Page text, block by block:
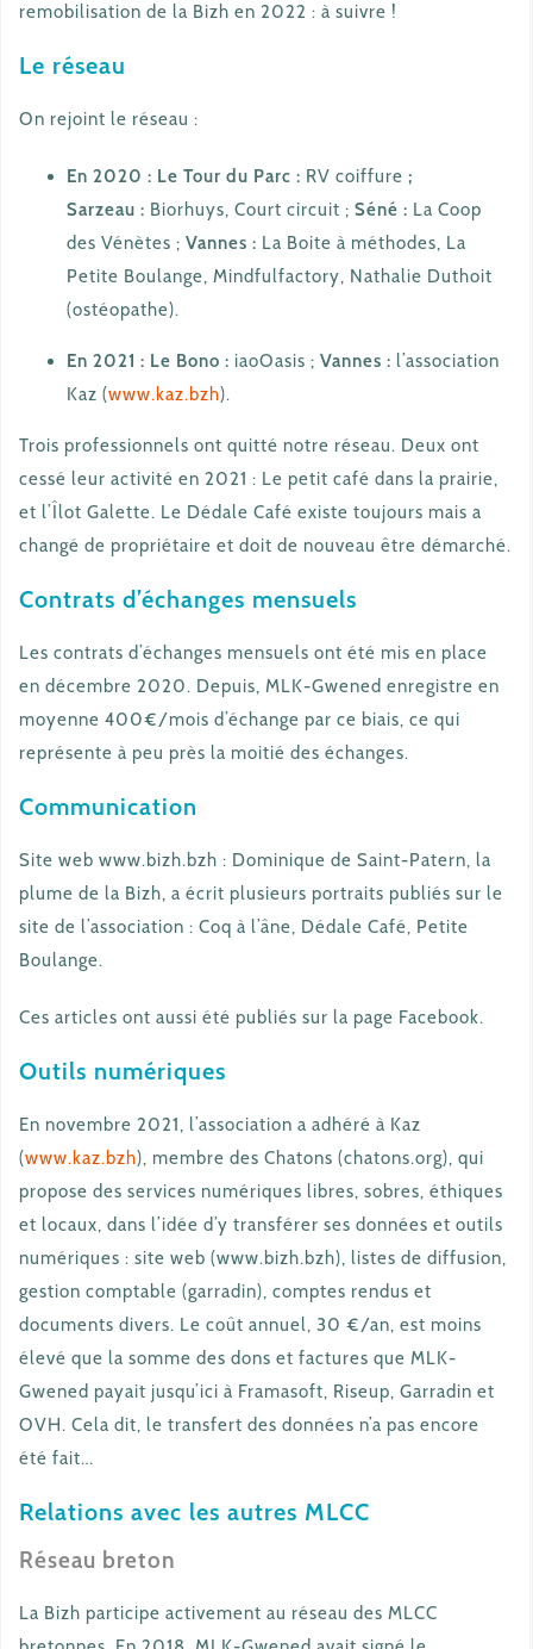
remobilisation de la Bizh en 2022 : à suivre !
Le réseau
On rejoint le réseau :
En 2020 : Le Tour du Parc : RV coiffure ;
Sarzeau : Biorhuys, Court circuit ; Séné : La Coop
des Vénètes ; Vannes : La Boite à méthodes, La
Petite Boulange, Mindfulfactory, Nathalie Duthoit
(ostéopathe).
En 2021 : Le Bono : iaoOasis ; Vannes : l’association
Kaz (www.kaz.bzh).
Trois professionnels ont quitté notre réseau. Deux ont
cessé leur activité en 2021 : Le petit café dans la prairie,
et l’Îlot Galette. Le Dédale Café existe toujours mais a
changé de propriétaire et doit de nouveau être démarché.
Contrats d’échanges mensuels
Les contrats d’échanges mensuels ont été mis en place
en décembre 2020. Depuis, MLK-Gwened enregistre en
moyenne 400€/mois d’échange par ce biais, ce qui
représente à peu près la moitié des échanges.
Communication
Site web www.bizh.bzh : Dominique de Saint-Patern, la
plume de la Bizh, a écrit plusieurs portraits publiés sur le
site de l’association : Coq à l’âne, Dédale Café, Petite
Boulange.
Ces articles ont aussi été publiés sur la page Facebook.
Outils numériques
En novembre 2021, l’association a adhéré à Kaz
(www.kaz.bzh), membre des Chatons (chatons.org), qui
propose des services numériques libres, sobres, éthiques
et locaux, dans l’idée d’y transférer ses données et outils
numériques : site web (www.bizh.bzh), listes de diffusion,
gestion comptable (garradin), comptes rendus et
documents divers. Le coût annuel, 30 €/an, est moins
élevé que la somme des dons et factures que MLK-
Gwened payait jusqu’ici à Framasoft, Riseup, Garradin et
OVH. Cela dit, le transfert des données n’a pas encore
été fait…
Relations avec les autres MLCC
Réseau breton
La Bizh participe activement au réseau des MLCC